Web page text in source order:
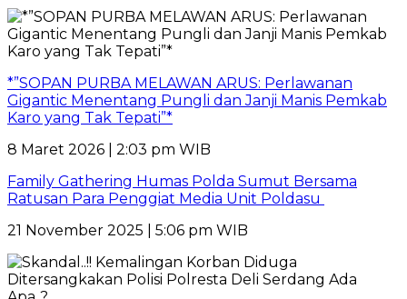
*”SOPAN PURBA MELAWAN ARUS: Perlawanan
Gigantic Menentang Pungli dan Janji Manis Pemkab
Karo yang Tak Tepati”*
8 Maret 2026 | 2:03 pm WIB
Family Gathering Humas Polda Sumut Bersama
Ratusan Para Penggiat Media Unit Poldasu
21 November 2025 | 5:06 pm WIB